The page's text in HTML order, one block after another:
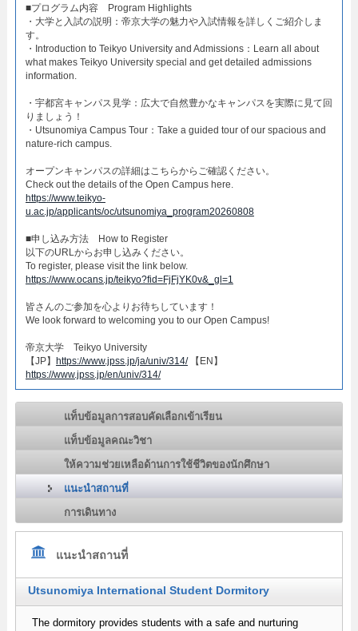
■プログラム内容 Program Highlights​
・大学と入試の説明：帝京大学の魅力や入試情報を詳しくご紹介しま
す。​
・Introduction to Teikyo University and Admissions：Learn all about
what makes Teikyo University special and get detailed admissions
information.​
・宇都宮キャンパス見学：広大で自然豊かなキャンパスを実際に見て回
りましょう！​
・Utsunomiya Campus Tour：Take a guided tour of our spacious and
nature-rich campus.​
オープンキャンパスの詳細はこちらからご確認ください。​
Check out the details of the Open Campus here.​
https://www.teikyo-
u.ac.jp/applicants/oc/utsunomiya_program20260808
​■申し込み方法 How to Register​
以下のURLからお申し込みください。
To register, please visit the link below.
https://www.ocans.jp/teikyo?fid=FjFjYK0v&_gl=1
皆さんのご参加を心よりお待ちしています！​
We look forward to welcoming you to our Open Campus!​
帝京大学 Teikyo University
【JP】 https://www.jpss.jp/ja/univ/314/【EN】
https://www.jpss.jp/en/univ/314/
แท็บข้อมูลการสอบคัดเลือกเข้าเรียน
แท็บข้อมูลคณะวิชา
ให้ความช่วยเหลือด้านการใช้ชีวิตของนักศึกษา
แนะนำสถานที่
การเดินทาง
แนะนำสถานที่
Utsunomiya International Student Dormitory
The dormitory provides students with a safe and nurturing